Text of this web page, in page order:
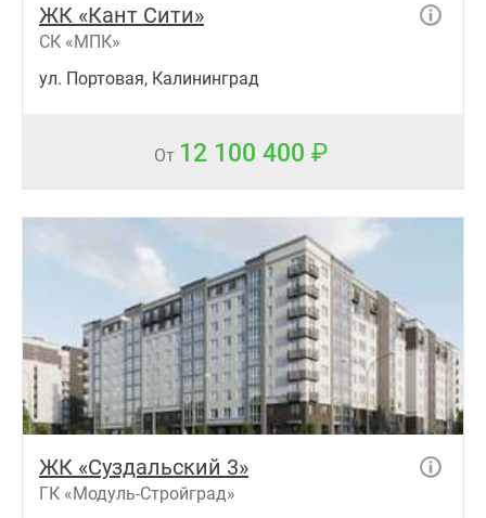
ЖК «Кант Сити»
СК «МПК»
ул. Портовая, Калининград
От 12 100 400
ЖК «Суздальский 3»
ГК «Модуль-Стройград»